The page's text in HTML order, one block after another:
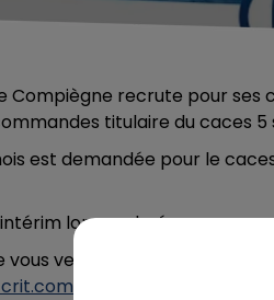
Compiègne recrute pour
titulaire du caces 5
est demandée pour le
longue durée.
vous venez de la part de